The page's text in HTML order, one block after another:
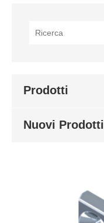
Prodotti
Nuovi Prodotti